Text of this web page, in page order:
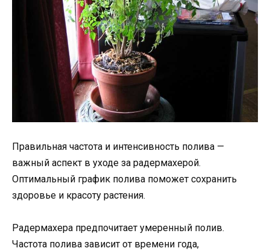
Правильная частота и интенсивность полива —
важный аспект в уходе за радермахерой.
Оптимальный график полива поможет сохранить
здоровье и красоту растения.
Радермахера предпочитает умеренный полив.
Частота полива зависит от времени года,